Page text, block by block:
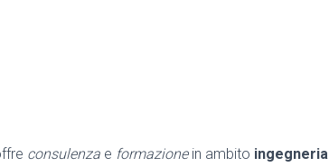
consulenza e formazionein ambito ingegneria